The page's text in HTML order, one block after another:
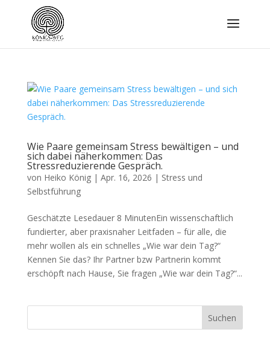
Wie Paare gemeinsam Stress bewältigen – und
sich dabei näherkommen: Das
Stressreduzierende Gespräch.
von Heiko König| Apr. 16, 2026 | Stress und
Selbstführung
Geschätzte Lesedauer 8 MinutenEin wissenschaftlich
fundierter, aber praxisnaher Leitfaden – für alle, die
mehr wollen als ein schnelles „Wie war dein Tag?“
Kennen Sie das? Ihr Partner bzw Partnerin kommt
erschöpft nach Hause, Sie fragen „Wie war dein Tag?“...
Suchen